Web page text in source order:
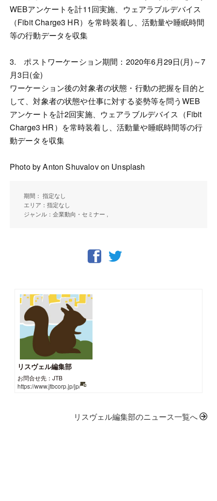
WEBアンケートを計11回実施、ウェアラブルデバイス
（Fibit Charge3 HR）を常時装着し、活動量や睡眠時間
等の行動データを収集
3. ポストワーケーション期間：2020年6月29日(月)～7
月3日(金)
ワーケーション後の対象者の状態・行動の把握を目的と
して、対象者の状態や仕事に対する姿勢等を問うWEB
アンケートを計2回実施、ウェアラブルデバイス（Fibit
Charge3 HR）を常時装着し、活動量や睡眠時間等の行
動データを収集
Photo by Anton Shuvalov on Unsplash
期間： 指定なし
エリア：指定なし
ジャンル：企業動向・セミナー ,
リスヴェル編集部
お問合せ先：JTB
https://www.jtbcorp.jp/jp/
リスヴェル編集部のニュース一覧へ